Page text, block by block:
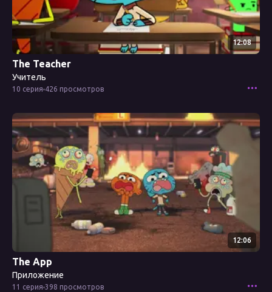
12:08
The Teacher
Учитель
10 серия 426 просмотров
Смотреть эпизод
12:06
The App
Приложение
11 серия 398 просмотров